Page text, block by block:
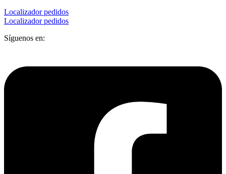
Localizador pedidos
Localizador pedidos
Síguenos en: